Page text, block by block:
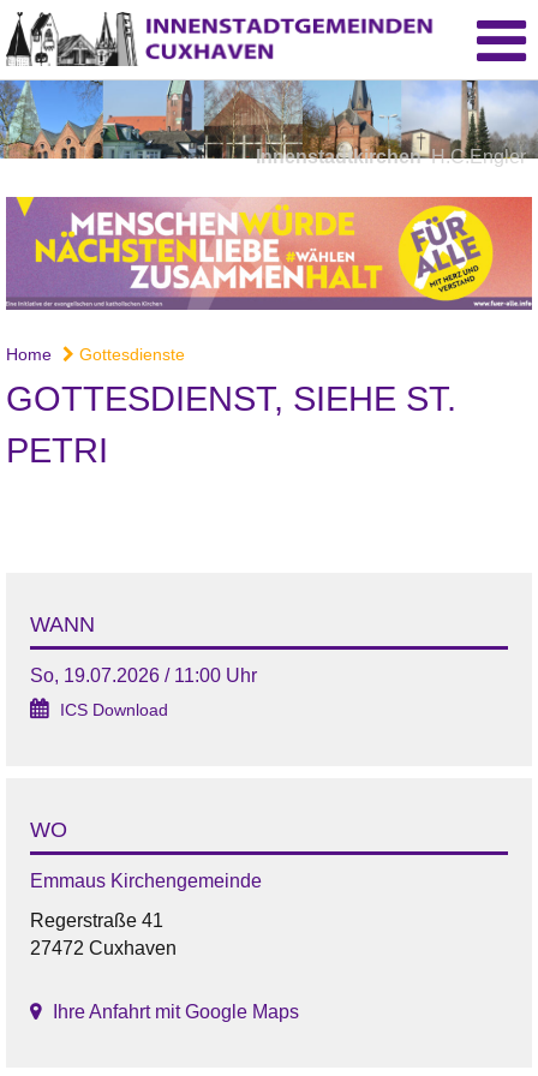
InnenstadtkirchenH.C.Engler
Home Gottesdienste
GOTTESDIENST, SIEHE ST.
PETRI
WANN
So, 19.07.2026 / 11:00 Uhr
ICS Download
WO
Emmaus Kirchengemeinde
Regerstraße 41
27472 Cuxhaven
Ihre Anfahrt mit Google Maps